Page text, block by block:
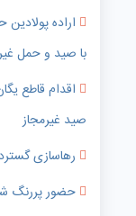
اراده پولادین
با صید و حمل
اقدام قاطع
صید غیرمجاز
رهاسازی
حضور پررنگ